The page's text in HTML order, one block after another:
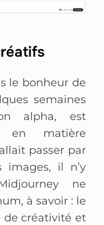
le bonheur de
semaines
alpha, est
en matière
passer par
images, il n’y
ne
à savoir : le
de créativité et